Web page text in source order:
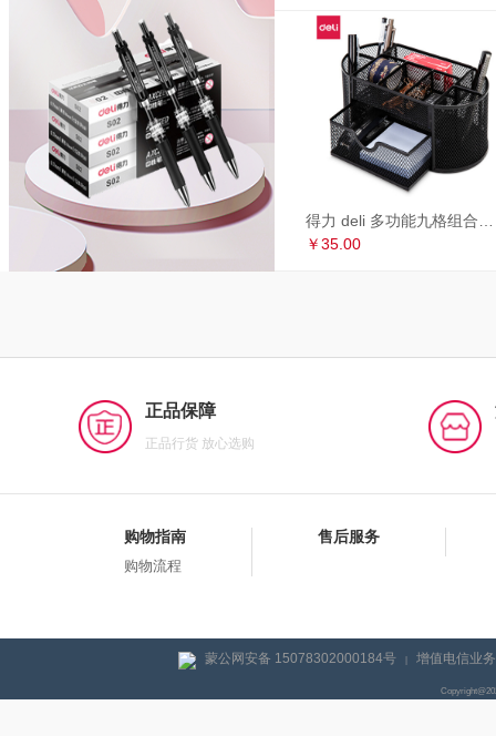
￥35.00
正品保障
正品行货 放心选购
购物指南
购物流程
售后服务
蒙公网安备 15078302000184号 | 增值电信业